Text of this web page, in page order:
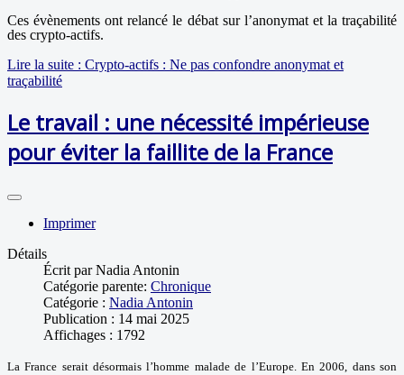
Ces évènements ont relancé le débat sur l’anonymat et la traçabilité
des crypto-actifs.
Lire la suite : Crypto-actifs : Ne pas confondre anonymat et
traçabilité
Le travail : une nécessité impérieuse
pour éviter la faillite de la France
Imprimer
Détails
Écrit parNadia Antonin
Catégorie parente: Chronique
Catégorie : Nadia Antonin
Publication : 14 mai 2025
Affichages : 1792
La France serait désormais l’homme malade de l’Europe. En 2006, dans son